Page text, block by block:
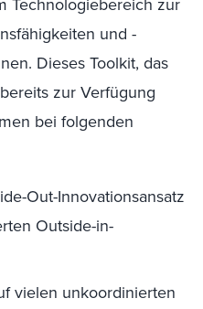
und -
Dieses Toolkit, das
zur Verfügung
bei folgenden
Out-Innovationsansatz
Outside-in-
vielen unkoordinierten